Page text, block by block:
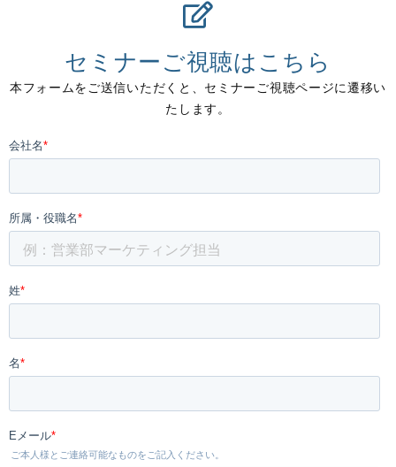
セミナーご視聴はこちら
本フォームをご送信いただくと、セミナーご視聴ページに遷移い
たします。